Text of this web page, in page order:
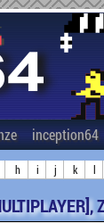
inception64
h i j k l